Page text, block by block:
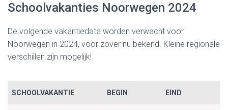
Schoolvakanties Noorwegen 2024
De volgende vakantiedata worden verwacht voor
Noorwegen in 2024, voor zover nu bekend. Kleine regionale
verschillen zijn mogelijk!
SCHOOLVAKANTIE BEGIN EIND